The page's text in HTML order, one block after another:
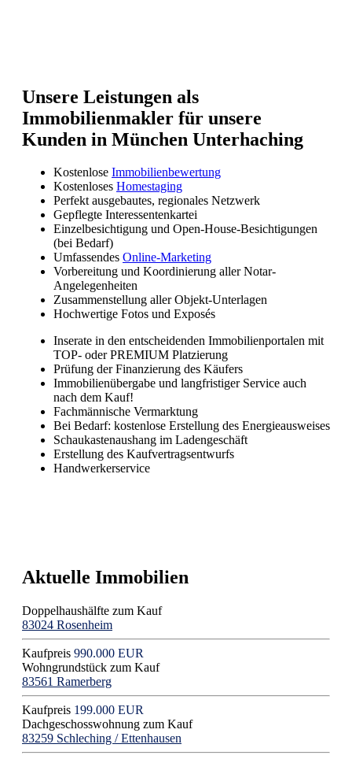
Unsere Leistungen als
Immobilienmakler für unsere
Kunden in München Unterhaching
Kostenlose Immobilienbewertung
Kostenloses Homestaging
Perfekt ausgebautes, regionales Netzwerk
Gepflegte Interessentenkartei
Einzelbesichtigung und Open-House-Besichtigungen
(bei Bedarf)
Umfassendes Online-Marketing
Vorbereitung und Koordinierung aller Notar-
Angelegenheiten
Zusammenstellung aller Objekt-Unterlagen
Hochwertige Fotos und Exposés
Inserate in den entscheidenden Immobilienportalen mit
TOP- oder PREMIUM Platzierung
Prüfung der Finanzierung des Käufers
Immobilienübergabe und langfristiger Service auch
nach dem Kauf!
Fachmännische Vermarktung
Bei Bedarf: kostenlose Erstellung des Energieausweises
Schaukastenaushang im Ladengeschäft
Erstellung des Kaufvertragsentwurfs
Handwerkerservice
Aktuelle Immobilien
Doppelhaushälfte zum Kauf
83024 Rosenheim
Kaufpreis 990.000 EUR
Wohngrundstück zum Kauf
83561 Ramerberg
Kaufpreis 199.000 EUR
Dachgeschosswohnung zum Kauf
83259 Schleching / Ettenhausen